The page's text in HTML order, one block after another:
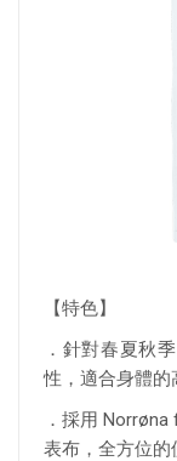
【特色】
．針對春夏秋
性，適合身體的
．採用
表布，全方位的